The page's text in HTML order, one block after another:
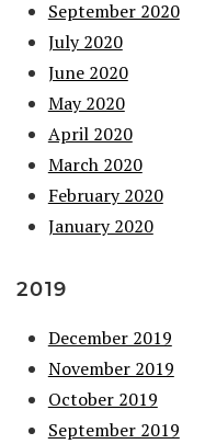
September 2020
July 2020
June 2020
May 2020
April 2020
March 2020
February 2020
January 2020
2019
December 2019
November 2019
October 2019
September 2019